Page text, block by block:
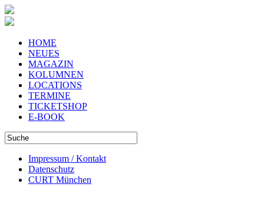
HOME
NEUES
MAGAZIN
KOLUMNEN
LOCATIONS
TERMINE
TICKETSHOP
E-BOOK
Impressum / Kontakt
Datenschutz
CURT München